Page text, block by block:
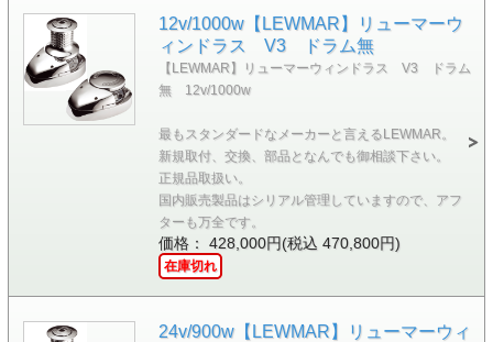
12v/1000w【LEWMAR】リューマーウ
ィンドラス V3 ドラム無
【LEWMAR】リューマーウィンドラス V3 ドラム
無 12v/1000w
最もスタンダードなメーカーと言えるLEWMAR。
新規取付、交換、部品となんでも御相談下さい。
正規品取扱い。
国内販売製品はシリアル管理していますので、アフ
ターも万全です。
価格： 428,000円(税込 470,800円)
在庫切れ
24v/900w【LEWMAR】リューマーウィ